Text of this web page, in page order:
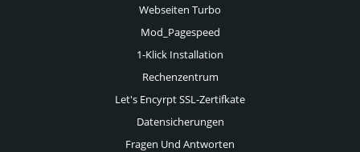
Webseiten Turbo
Mod_Pagespeed
1-Klick Installation
Rechenzentrum
Let's Encyrpt SSL-Zertifkate
Datensicherungen
Fragen Und Antworten